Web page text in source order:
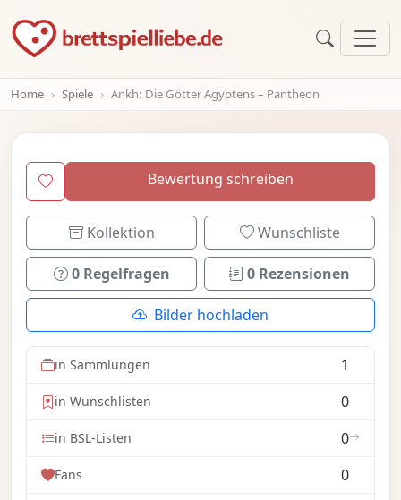
Home Spiele Ankh: Die Götter Ägyptens – Pantheon
Bewertung schreiben
Kollektion Wunschliste
0 Regelfragen 0 Rezensionen
Bilder hochladen
in Sammlungen 1
in Wunschlisten 0
in BSL-Listen 0
Fans 0